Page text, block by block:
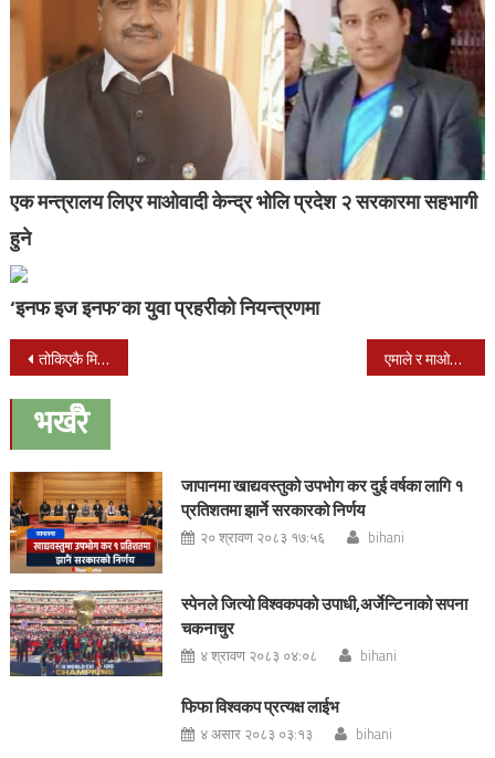
एक मन्त्रालय लिएर माओवादी केन्द्र भोलि प्रदेश २ सरकारमा सहभागी
हुने
‘इनफ इज इनफ’का युवा प्रहरीको नियन्त्रणमा
Post
navigation
तोकिएकै मितिमा निर्वाचन हुने प्रथानमन्त्री देउवाको भनाई एमाले र माओवादी केन्द्रले ४५ जिल्लाको बाँडफाँड टुंगो लगायो
भर्खरै
जापानमा खाद्यवस्तुको उपभोग कर दुई वर्षका लागि १
प्रतिशतमा झार्ने सरकारको निर्णय
२० श्रावण २०८३ १७:५६ bihani
स्पेनले जित्यो विश्वकपको उपाधी,अर्जेन्टिनाको सपना
चकनाचुर
४ श्रावण २०८३ ०४:०८ bihani
फिफा विश्वकप प्रत्यक्ष लाईभ
४ असार २०८३ ०३:१३ bihani